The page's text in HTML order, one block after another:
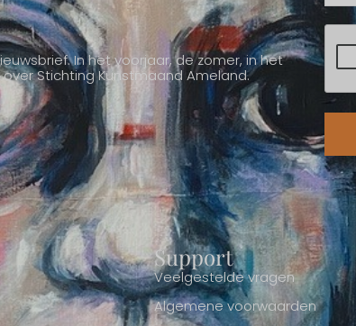
In het voorjaar, de zomer, in het
Stichting Kunstmaand Ameland.
Support
Veelgestelde vragen
Algemene voorwaarden